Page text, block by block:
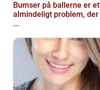
Bumser på ballerne er et
almindeligt problem, der
...